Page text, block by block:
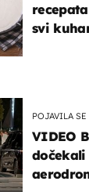
POJAVILA
VIDEO
dočekali
svi